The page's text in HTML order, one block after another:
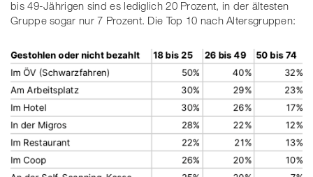
bis 49-Jährigen sind es lediglich 20 Prozent, in der ältesten
Gruppe sogar nur 7 Prozent. Die Top 10 nach Altersgruppen: